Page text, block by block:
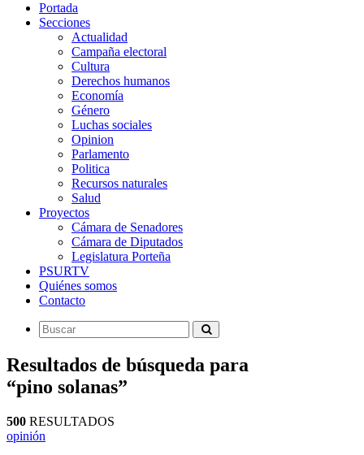
Portada
Secciones
Actualidad
Campaña electoral
Cultura
Derechos humanos
Economía
Género
Luchas sociales
Opinion
Parlamento
Politica
Recursos naturales
Salud
Proyectos
Cámara de Senadores
Cámara de Diputados
Legislatura Porteña
PSURTV
Quiénes somos
Contacto
Resultados de búsqueda para
“pino solanas”
500 RESULTADOS
opinión